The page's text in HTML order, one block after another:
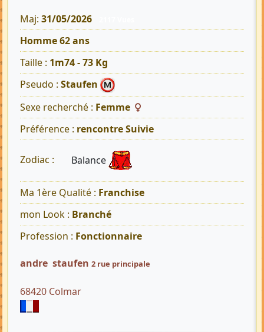
Maj: 31/05/2026
Homme 62 ans
Taille : 1m74 - 73 Kg
Pseudo : Staufen
Sexe recherché : Femme
Préférence : rencontre Suivie
Zodiac : Balance
Ma 1ère Qualité : Franchise
mon Look : Branché
Profession : Fonctionnaire
andre staufen 2 rue principale
68420 Colmar